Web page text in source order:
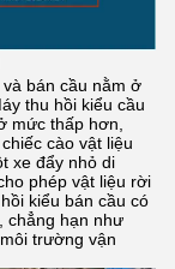
bán cầu nằm ở
thu hồi kiểu cầu
mức thấp hơn,
cào vật liệu
xe đẩy nhỏ di
phép vật liệu rời
kiểu bán cầu có
chẳng hạn như
trường vận